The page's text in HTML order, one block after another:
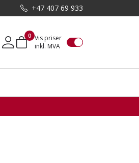
+47 407 69 933
Mine sider
0 Vis priser
inkl. MVA